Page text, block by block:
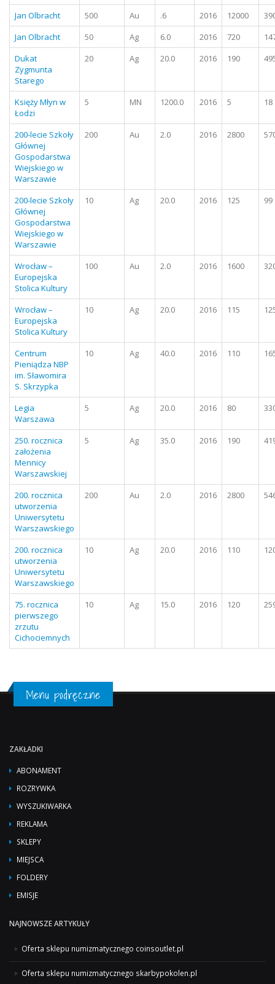
Jan Olbracht 500 Au .6 2016 12000
Jan Olbracht
50 Ag 6.0 2016 720
Dukat
Zygmunta
Starego
20 Ag 20.0 2016 190
Księży Młyn w
Łodzi
5 MN 1200.0 2016 5 18
200-lecie Szkoły
Głównej
Gospodarstwa
Wiejskiego w
Warszawie
200 Au 2.0 2016 2800
200-lecie Szkoły
Głównej
Gospodarstwa
Wiejskiego w
Warszawie
10 Ag 20.0 2016 125 99
Wrocław –
Europejska
Stolica Kultury
100 Au 2.0 2016 1600
Wrocław –
Europejska
Stolica Kultury
10 Ag 20.0 2016 115
Centrum
Pieniądza NBP
im. Sławomira
S. Skrzypka
10 Ag 40.0 2016 110
Legia
Warszawa
5 Ag 20.0 2016 80
250. rocznica
założenia
Mennicy
Warszawskiej
5 Ag 35.0 2016 190
200. rocznica
utworzenia
Uniwersytetu
Warszawskiego
200 Au 2.0 2016 2800
200. rocznica
utworzenia
Uniwersytetu
Warszawskiego
10 Ag 20.0 2016 110
75. rocznica
pierwszego
zrzutu
Cichociemnych
10 Ag 15.0 2016 120
Menu podręczne
ZAKŁADKI
ABONAMENT
ROZRYWKA
WYSZUKIWARKA
REKLAMA
SKLEPY
MIEJSCA
FOLDERY
EMISJE
NAJNOWSZE ARTYKUŁY
Oferta sklepu numizmatycznego coinsoutlet.pl
Oferta sklepu numizmatycznego skarbypokolen.pl